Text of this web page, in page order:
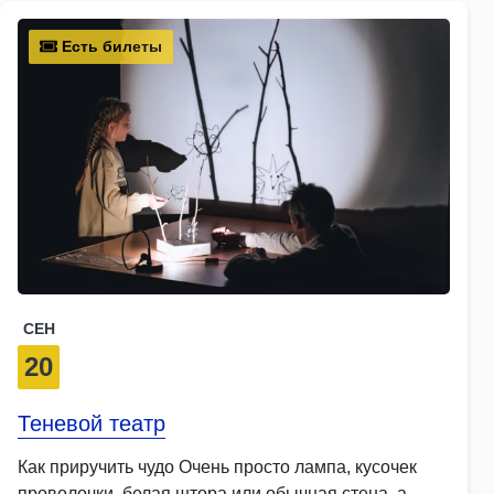
Есть билеты
СЕН
20
Теневой театр
Как приручить чудо Очень просто лампа, кусочек